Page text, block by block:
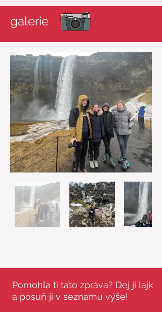
galerie
Pomohla ti tato zpráva? Dej jí lajk
a posuň ji v seznamu výše!